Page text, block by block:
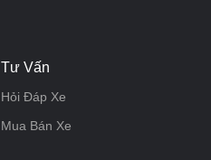
Tư Vấn
Hỏi Đáp Xe
Mua Bán Xe